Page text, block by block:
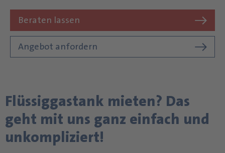
Beraten lassen
Angebot anfordern
Flüssiggastank mieten? Das
geht mit uns ganz einfach und
unkompliziert!